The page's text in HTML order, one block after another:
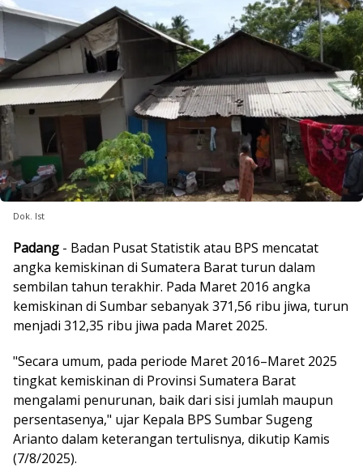
Dok. Ist
Padang - Badan Pusat Statistik atau BPS mencatat
angka kemiskinan di Sumatera Barat turun dalam
sembilan tahun terakhir. Pada Maret 2016 angka
kemiskinan di Sumbar sebanyak 371,56 ribu jiwa, turun
menjadi 312,35 ribu jiwa pada Maret 2025.
"Secara umum, pada periode Maret 2016–Maret 2025
tingkat kemiskinan di Provinsi Sumatera Barat
mengalami penurunan, baik dari sisi jumlah maupun
persentasenya," ujar Kepala BPS Sumbar Sugeng
Arianto dalam keterangan tertulisnya, dikutip Kamis
(7/8/2025).